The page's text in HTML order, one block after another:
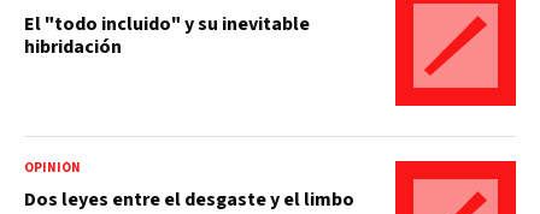
El "todo incluido" y su inevitable
hibridación
OPINIÓN
Dos leyes entre el desgaste y el limbo